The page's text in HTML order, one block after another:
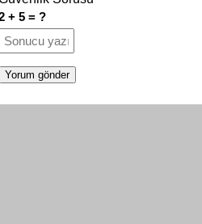
+ 5 = ?